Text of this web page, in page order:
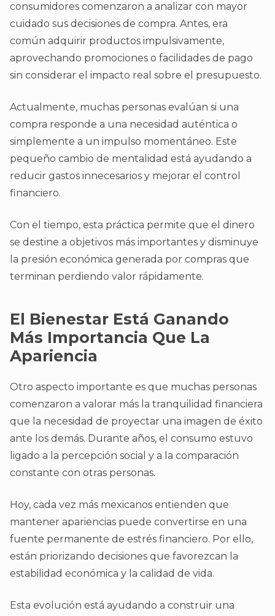
consumidores comenzaron a analizar con mayor
cuidado sus decisiones de compra. Antes, era
común adquirir productos impulsivamente,
aprovechando promociones o facilidades de pago
sin considerar el impacto real sobre el presupuesto.
Actualmente, muchas personas evalúan si una
compra responde a una necesidad auténtica o
simplemente a un impulso momentáneo. Este
pequeño cambio de mentalidad está ayudando a
reducir gastos innecesarios y mejorar el control
financiero.
Con el tiempo, esta práctica permite que el dinero
se destine a objetivos más importantes y disminuye
la presión económica generada por compras que
terminan perdiendo valor rápidamente.
El Bienestar Está Ganando
Más Importancia Que La
Apariencia
Otro aspecto importante es que muchas personas
comenzaron a valorar más la tranquilidad financiera
que la necesidad de proyectar una imagen de éxito
ante los demás. Durante años, el consumo estuvo
ligado a la percepción social y a la comparación
constante con otras personas.
Hoy, cada vez más mexicanos entienden que
mantener apariencias puede convertirse en una
fuente permanente de estrés financiero. Por ello,
están priorizando decisiones que favorezcan la
estabilidad económica y la calidad de vida.
Esta evolución está ayudando a construir una